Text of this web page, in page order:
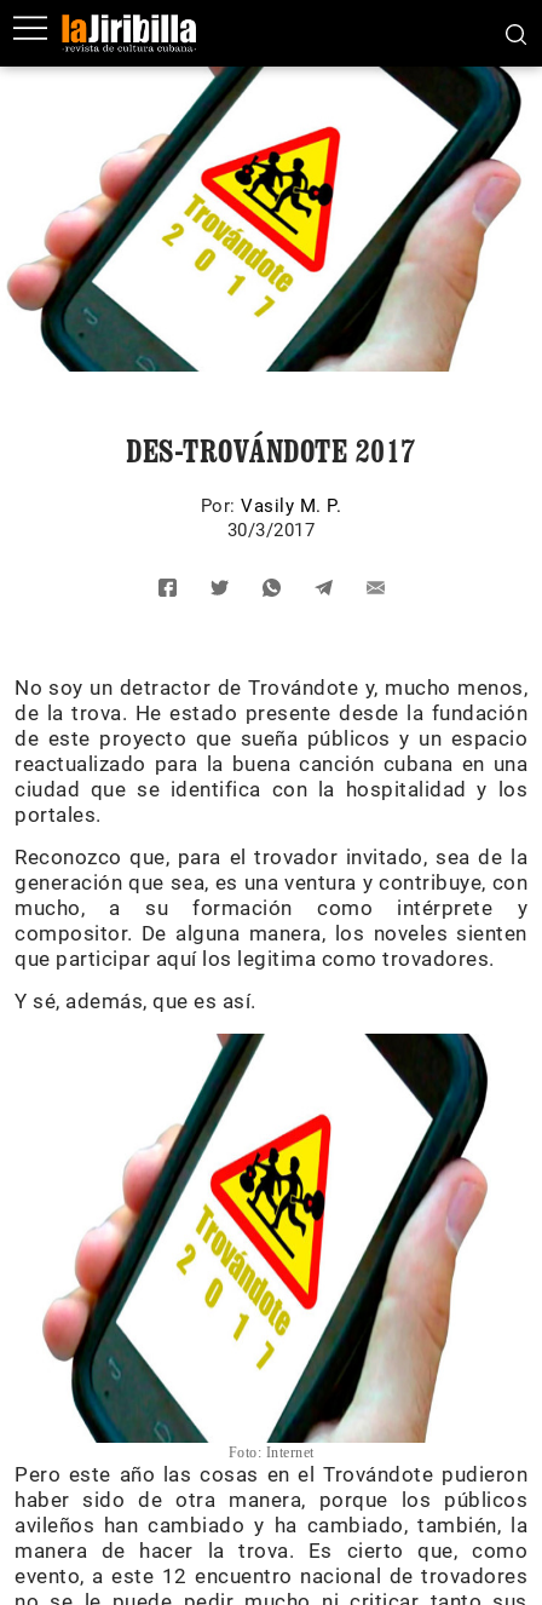
DES-TROVÁNDOTE 2017
Por:Vasily M. P.
30/3/2017
No soy un detractor de Trovándote y, mucho menos,
de la trova. He estado presente desde la fundación
de este proyecto que sueña públicos y un espacio
reactualizado para la buena canción cubana en una
ciudad que se identifica con la hospitalidad y los
portales.
Reconozco que, para el trovador invitado, sea de la
generación que sea, es una ventura y contribuye, con
mucho, a su formación como intérprete y
compositor. De alguna manera, los noveles sienten
que participar aquí los legitima como trovadores.
Y sé, además, que es así.
Foto: Internet
Pero este año las cosas en el Trovándote pudieron
haber sido de otra manera, porque los públicos
avileños han cambiado y ha cambiado, también, la
manera de hacer la trova. Es cierto que, como
evento, a este 12 encuentro nacional de trovadores